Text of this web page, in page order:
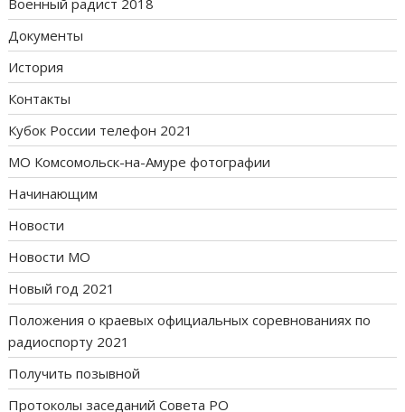
Документы
История
Контакты
Кубок России телефон 2021
МО Комсомольск-на-Амуре фотографии
Начинающим
Новости
Новости МО
Новый год 2021
Положения о краевых официальных соревнованиях по
радиоспорту 2021
Получить позывной
Протоколы заседаний Совета РО